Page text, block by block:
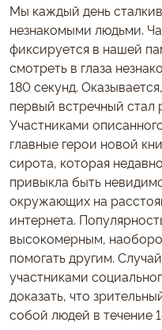
Мы каждый день
незнакомыми людьми.
фиксируется в нашей
смотреть в глаза
180 секунд.
первый встречный стал
Участниками
главные герои новой
сирота, которая
привыкла быть
окружающих на
интернета.
высокомерным,
помогать другим.
участниками
доказать, что
собой людей в течение